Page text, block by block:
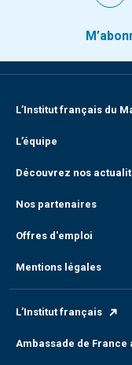
L’Institut français du
L’équipe
Découvrez nos
Nos partenaires
Offres d'emploi
Mentions légales
L’Institut français
Ambassade de France